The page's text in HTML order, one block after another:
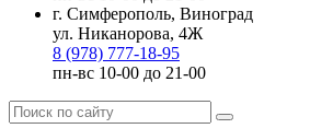
г. Симферополь, Виноград
ул. Никанорова, 4Ж
8 (978) 777-18-95
пн-вс 10-00 до 21-00